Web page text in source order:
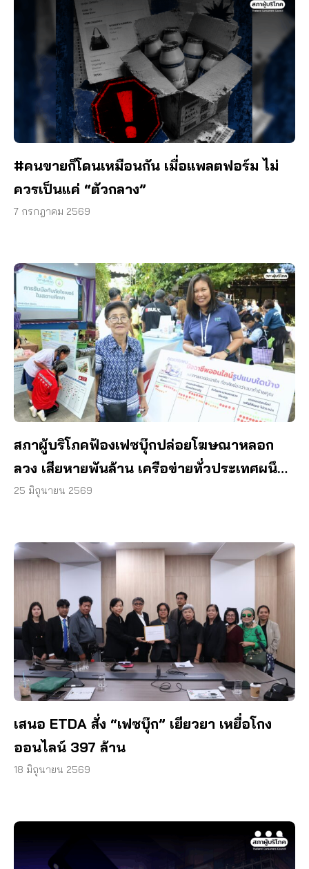
#คนขายก็โดนเหมือนกัน เมื่อแพลตฟอร์ม ไม่
ควรเป็นแค่ “ตัวกลาง”
7 กรกฎาคม 2569
สภาผู้บริโภคฟ้องเฟซบุ๊กปล่อยโฆษณาหลอก
ลวง เสียหายพันล้าน เครือข่ายทั่วประเทศผนึก
กำลัง #ฉันก็โดนเหมือนกัน
25 มิถุนายน 2569
เสนอ ETDA สั่ง “เฟซบุ๊ก” เยียวยา เหยื่อโกง
ออนไลน์ 397 ล้าน
18 มิถุนายน 2569